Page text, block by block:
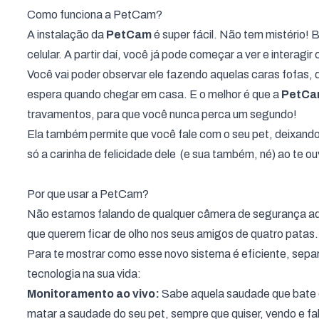
Como funciona a PetCam?
A instalação da PetCamé super fácil. Não tem mistério!
celular. A partir daí, você já pode começar a ver e interagir
Você vai poder observar ele fazendo aquelas caras
espera quando chegar em casa. E o melhor é que a
travamentos, para que você nunca perca um segundo!
Ela também permite que você fale com o seu pet,
só a carinha de felicidade dele (e sua também, né) ao te
Por que usar a PetCam?
Não estamos falando de qualquer câmera de segurança
que querem ficar de olho nos seus amigos de quatro
Para te mostrar como esse novo sistema é eficiente,
tecnologia na sua vida:
Monitoramento ao vivo: Sabe aquela saudade que
matar a saudade do seu pet, sempre que quiser, vendo e